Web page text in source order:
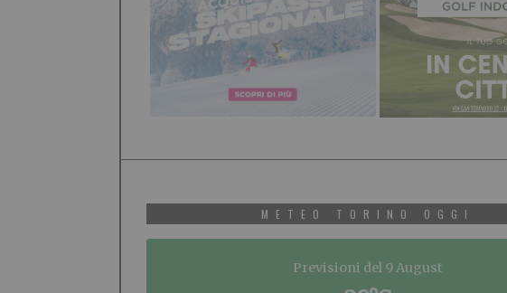
METEO TORINO OGGI
Previsioni del 9 August